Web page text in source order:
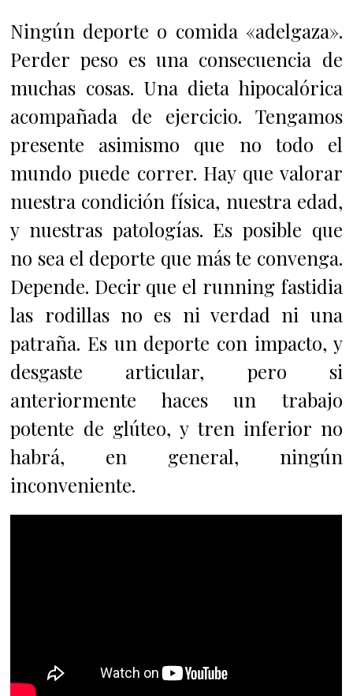
Ningún deporte o comida «adelgaza».
Perder peso es una consecuencia de
muchas cosas. Una dieta hipocalórica
acompañada de ejercicio. Tengamos
presente asimismo que no todo el
mundo puede correr. Hay que valorar
nuestra condición física, nuestra edad,
y nuestras patologías. Es posible que
no sea el deporte que más te convenga.
Depende. Decir que el running fastidia
las rodillas no es ni verdad ni una
patraña. Es un deporte con impacto, y
desgaste articular, pero si
anteriormente haces un trabajo
potente de glúteo, y tren inferior no
habrá, en general, ningún
inconveniente.